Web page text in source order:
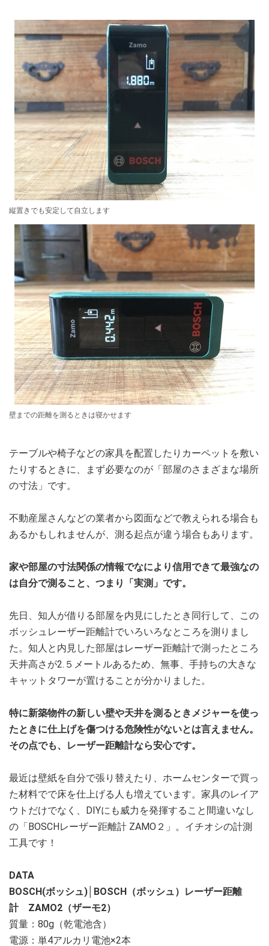
縦置きでも安定して自立します
壁までの距離を測るときは寝かせます
テーブルや椅子などの家具を配置したりカーペットを敷い
たりするときに、まず必要なのが「部屋のさまざまな場所
の寸法」です。
不動産屋さんなどの業者から図面などで教えられる場合も
あるかもしれませんが、測る起点が違う場合もあります。
家や部屋の寸法関係の情報でなにより信用できて最強なの
は自分で測ること、つまり「実測」です。
先日、知人が借りる部屋を内見にしたとき同行して、この
ボッシュレーザー距離計でいろいろなところを測りまし
た。知人と内見した部屋はレーザー距離計で測ったところ
天井高さが2.５メートルあるため、無事、手持ちの大きな
キャットタワーが置けることが分かりました。
特に新築物件の新しい壁や天井を測るときメジャーを使っ
たときに仕上げを傷つける危険性がないとは言えません。
その点でも、レーザー距離計なら安心です。
最近は壁紙を自分で張り替えたり、ホームセンターで買っ
た材料でで床を仕上げる人も増えています。家具のレイア
ウトだけでなく、DIYにも威力を発揮すること間違いなし
の「BOSCHレーザー距離計 ZAMO２」。イチオシの計測
工具です！
DATA
BOSCH(ボッシュ)│BOSCH（ボッシュ）レーザー距離
計 ZAMO2（ザーモ2）
質量：80g（乾電池含）
電源：単4アルカリ電池×2本